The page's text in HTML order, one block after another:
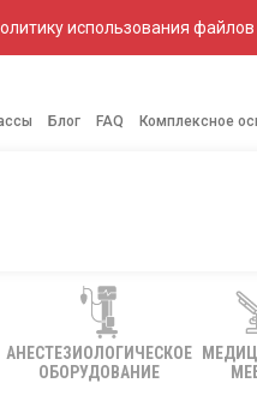
использования файлов
Блог FAQ Комплексное
АНЕСТЕЗИОЛОГИЧЕСКОЕ
ОБОРУДОВАНИЕ